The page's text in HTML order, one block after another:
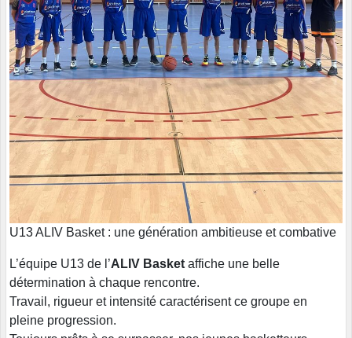
U13 ALIV Basket : une génération ambitieuse et combative
L’équipe U13 de l’ALIV Basket affiche une belle
détermination à chaque rencontre.
Travail, rigueur et intensité caractérisent ce groupe en
pleine progression.